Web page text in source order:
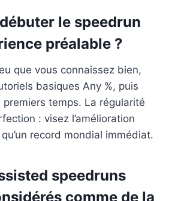
le speedrun
préalable ?
que vous connaissez bien,
basiques Any %, puis
premiers temps. La régularité
: visez l’amélioration
record mondial immédiat.
speedruns
comme de la